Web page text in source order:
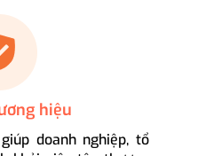
hiệu
doanh nghiệp, tổ